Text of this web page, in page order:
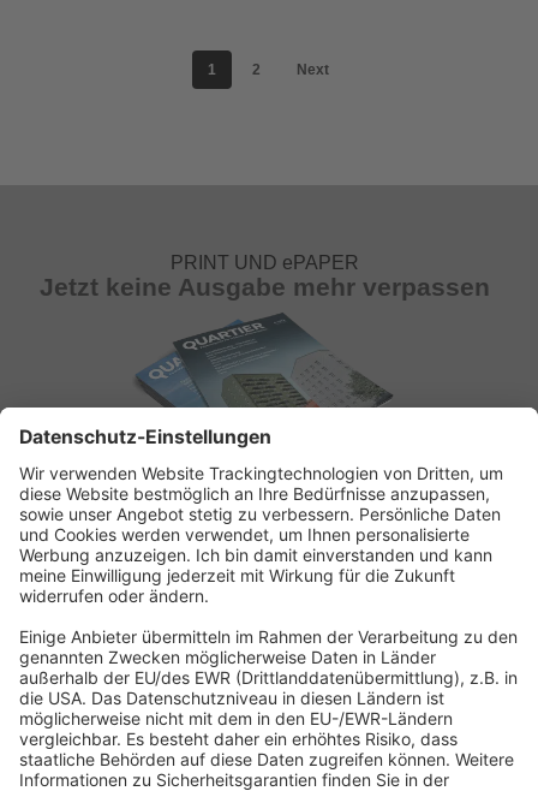
1 2 Next
PRINT UND ePAPER
Jetzt keine Ausgabe mehr verpassen
ABONNEMENT ANFORDERN
Kostenloses Probeheft anfordern